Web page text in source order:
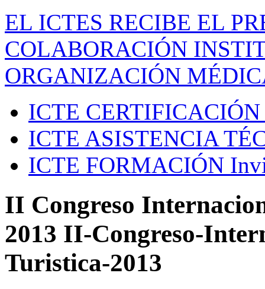
EL ICTES RECIBE EL
COLABORACIÓN
ORGANIZACIÓN
ICTE CERTIFICACIÓN
ICTE ASISTENCIA
ICTE FORMACIÓN
II Congreso
2013 II-Congreso-
Turistica-2013